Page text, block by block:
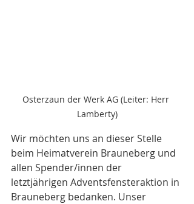
Osterzaun der Werk AG (Leiter: Herr
Lamberty)
Wir möchten uns an dieser Stelle
beim Heimatverein Brauneberg und
allen Spender/innen der
letztjährigen Adventsfensteraktion in
Brauneberg bedanken. Unser